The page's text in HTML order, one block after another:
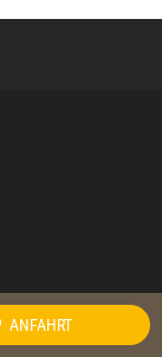
ANFAHRT